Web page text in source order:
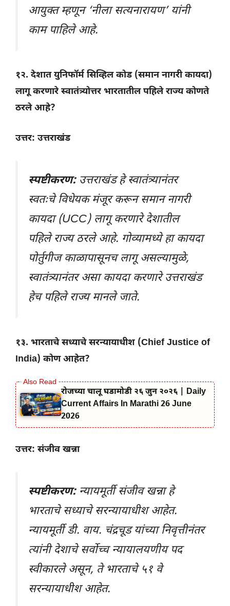
आयुक्त म्हणून ‘नीला सत्यनारायण’ यांनी
काम पाहिले आहे.
१२. देशात युनिफॉर्म सिव्हिल कोड (समान नागरी कायदा)
लागू करणारे स्वातंत्र्योत्तर भारतातील पहिले राज्य कोणते
ठरले आहे?
उत्तर: उत्तराखंड
स्पष्टीकरण:उत्तराखंड हे स्वातंत्र्यानंतर
स्वतःचे विधेयक मंजूर करून समान नागरी
कायदा (UCC) लागू करणारे देशातील
पहिले राज्य ठरले आहे. गोव्यामध्ये हा कायदा
पोर्तुगीज काळापासूनच लागू असल्यामुळे,
स्वातंत्र्यानंतर असा कायदा करणारे उत्तराखंड
हेच पहिले राज्य मानले जाते.
१३. भारताचे सध्याचे सरन्यायाधीश (Chief Justice of
India) कोण आहेत?
रोजच्या चालू घडामोडी २६ जुन २०२६ | Daily
Current Affairs In Marathi 26 June
2026
उत्तर: संजीव खन्ना
स्पष्टीकरण:न्यायमूर्ती संजीव खन्ना हे
भारताचे सध्याचे सरन्यायाधीश आहेत.
न्यायमूर्ती डी. वाय. चंद्रचूड यांच्या निवृत्तीनंतर
त्यांनी देशाचे सर्वोच्च न्यायालयणीय पद
स्वीकारले असून, ते भारताचे ५१ वे
सरन्यायाधीश आहेत.